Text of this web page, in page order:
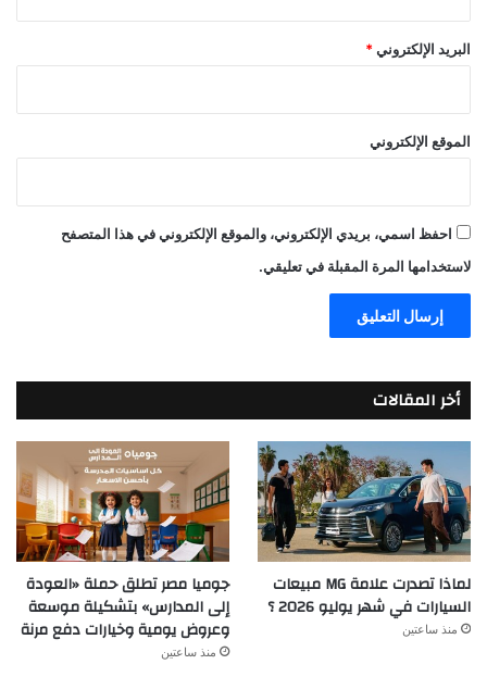
البريد الإلكتروني *
الموقع الإلكتروني
احفظ اسمي، بريدي الإلكتروني، والموقع الإلكتروني في هذا المتصفح
لاستخدامها المرة المقبلة في تعليقي.
أخر المقالات
لماذا تصدرت علامة MG مبيعات
السيارات في شهر يوليو 2026 ؟
منذ ساعتين
جوميا مصر تطلق حملة «العودة
إلى المدارس» بتشكيلة موسعة
وعروض يومية وخيارات دفع مرنة
منذ ساعتين